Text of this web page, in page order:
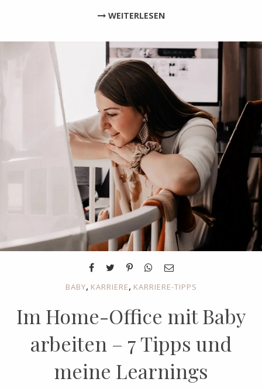
WEITERLESEN
BABY, KARRIERE, KARRIERE-TIPPS
Im Home-Office mit Baby
arbeiten – 7 Tipps und
meine Learnings